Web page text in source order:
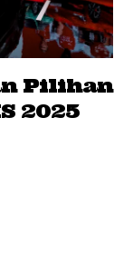
Pilihan
2025